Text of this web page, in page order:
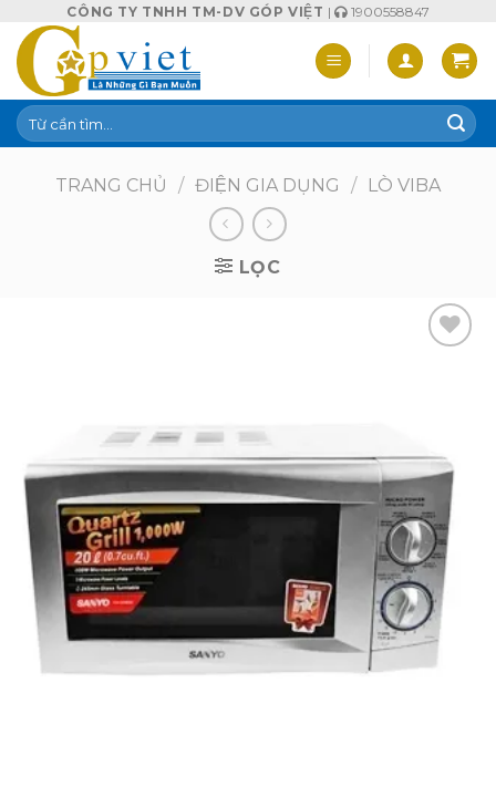
content
CÔNG TY TNHH TM-DV GÓP VIỆT | 1900558847
Tìm
kiếm:
TRANG CHỦ / ĐIỆN GIA DỤNG / LÒ VIBA
LỌC